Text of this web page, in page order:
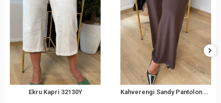
Ekru Kapri 32130Y Kahverengi Sandy Pantolon 32051Y